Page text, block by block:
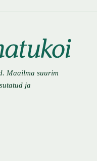
Maailma suurim
ja